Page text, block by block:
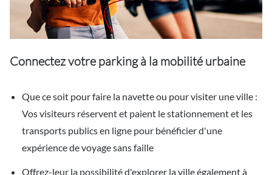
Connectez votre parking à la mobilité urbaine
Que ce soit pour faire la navette ou pour visiter une ville :
Vos visiteurs réservent et paient le stationnement et les
transports publics en ligne pour bénéficier d'une
expérience de voyage sans faille
Offrez-leur la possibilité d'explorer la ville également à